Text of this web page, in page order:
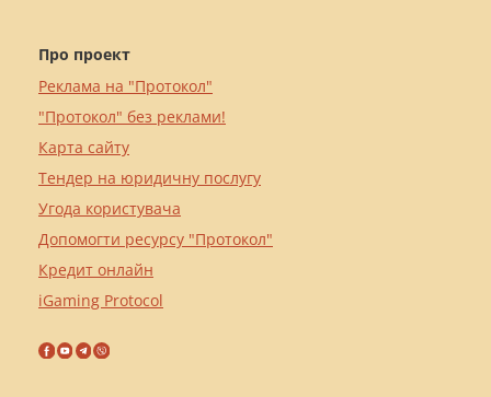
Про проект
Реклама на "Протокол"
"Протокол" без реклами!
Карта сайту
Тендер на юридичну послугу
Угода користувача
Допомогти ресурсу "Протокол"
Кредит онлайн
iGaming Protocol